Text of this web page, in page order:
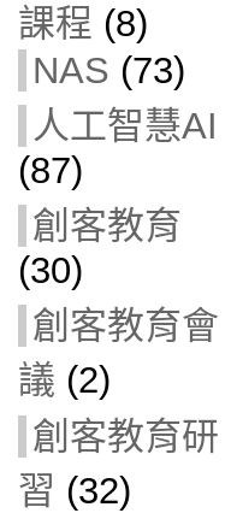
課程 (8)
NAS (73)
人工智慧AI
(87)
創客教育
(30)
創客教育會
議 (2)
創客教育研
習 (32)